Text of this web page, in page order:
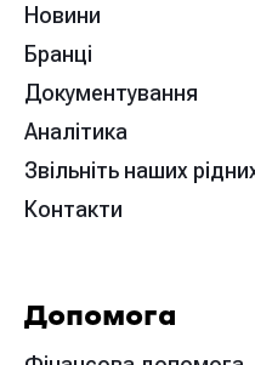
Новини
Бранці
Документування
Аналітика
Звільніть наших
Контакти
Допомога